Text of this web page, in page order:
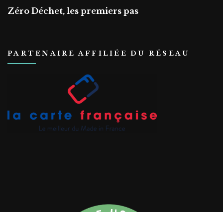
Zéro Déchet, les premiers pas
PARTENAIRE AFFILIÉE DU RÉSEAU